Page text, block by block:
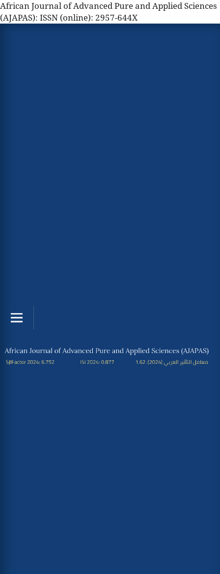
African Journal of Advanced Pure and Applied Sciences
(AJAPAS): ISSN (online): 2957-644X